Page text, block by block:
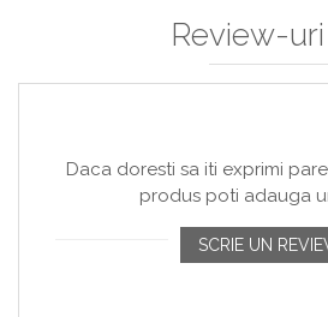
Review-uri
Daca doresti sa iti exprimi
produs poti adauga
SCRIE UN